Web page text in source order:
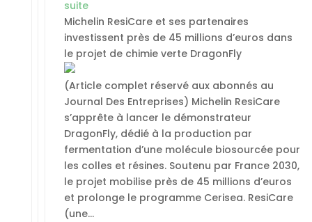
suite
Michelin ResiCare et ses partenaires
investissent près de 45 millions d’euros dans
le projet de chimie verte DragonFly
(Article complet réservé aux abonnés au
Journal Des Entreprises) Michelin ResiCare
s’apprête à lancer le démonstrateur
DragonFly, dédié à la production par
fermentation d’une molécule biosourcée pour
les colles et résines. Soutenu par France 2030,
le projet mobilise près de 45 millions d’euros
et prolonge le programme Cerisea. ResiCare
(une…